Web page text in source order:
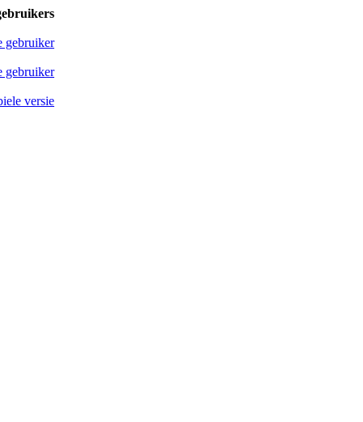
gebruiker
gebruiker
versie